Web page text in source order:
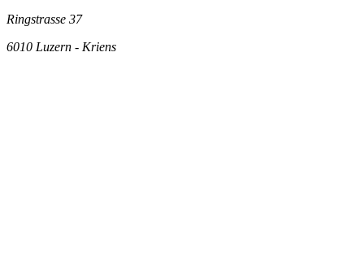
Ringstrasse 37
6010 Luzern - Kriens